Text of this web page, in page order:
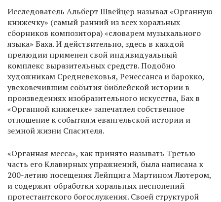
Исследователь Альберт Швейцер называл «Органную
книжечку» (самый ранний из всех хоральных
сборников композитора) «словарем музыкального
языка» Баха. И действительно, здесь в каждой
прелюдии применен свой индивидуальный
комплекс выразительных средств. Подобно
художникам Средневековья, Ренессанса и барокко,
увековечившим события библейской истории в
произведениях изобразительного искусства, Бах в
«Органной книжечке» запечатлел собственное
отношение к событиям евангельской истории и
земной жизни Спасителя.
«Органная месса», как принято называть Третью
часть его Клавирных упражнений, была написана к
200-летию посещения Лейпцига Мартином Лютером,
и содержит обработки хоральных песнопений
протестантского богослужения. Своей структурой